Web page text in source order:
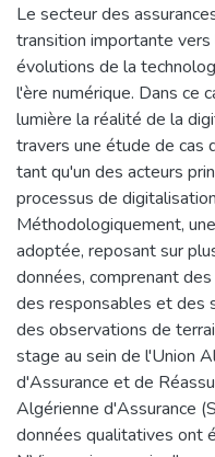
Le secteur des
transition importante
évolutions de la
l'ère numérique. Dans ce
lumière la réalité de la
travers une étude de cas
tant qu'un des acteurs
processus de
Méthodologiquement,
adoptée, reposant sur
données, comprenant
des responsables et des
des observations de
stage au sein de l'Union
d'Assurance et de
Algérienne d'Assurance
données qualitatives ont